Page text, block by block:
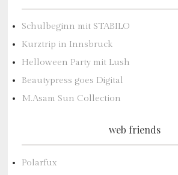
Schulbeginn mit STABILO
Kurztrip in Innsbruck
Helloween Party mit Lush
Beautypress goes Digital
M.Asam Sun Collection
web friends
Polarfux